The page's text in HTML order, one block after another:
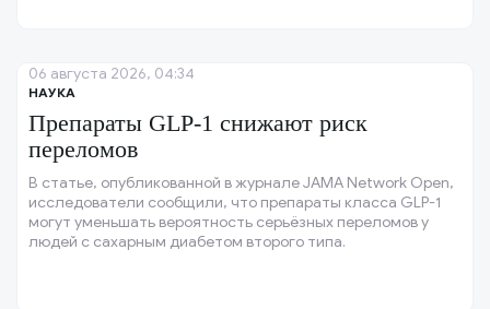
НАУКА
Препараты GLP-1 снижают риск
переломов
В статье, опубликованной в журнале JAMA Network Open,
исследователи сообщили, что препараты класса GLP-1
могут уменьшать вероятность серьёзных переломов у
людей с сахарным диабетом второго типа.
06 августа 2026, 04:34